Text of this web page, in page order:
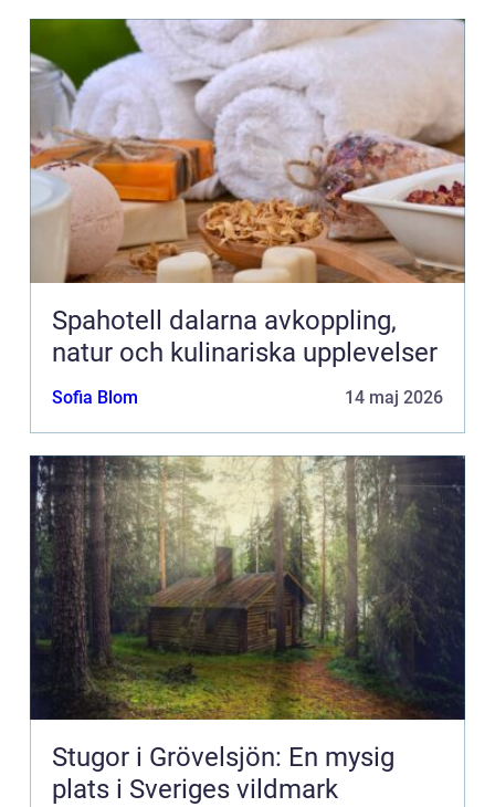
Spahotell dalarna avkoppling,
natur och kulinariska upplevelser
Sofia Blom 14 maj 2026
Stugor i Grövelsjön: En mysig
plats i Sveriges vildmark